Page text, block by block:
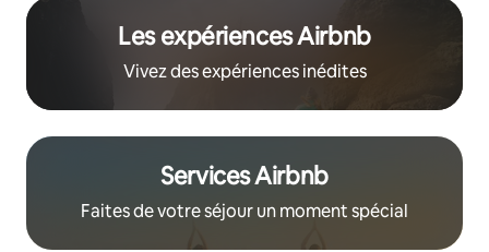
Les expériences Airbnb
Vivez des expériences inédites
Services Airbnb
Faites de votre séjour un moment spécial